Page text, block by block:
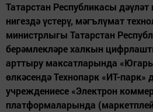
Татарстан Республикасы
нигездә үстерү, мәгълүмат
министрлыгы Татарстан
берәмлекләре халкын
арттыру максатларында
өлкәсендә Технопарк «ИТ-парк»
учреждениесе «Электрон
платформаларында